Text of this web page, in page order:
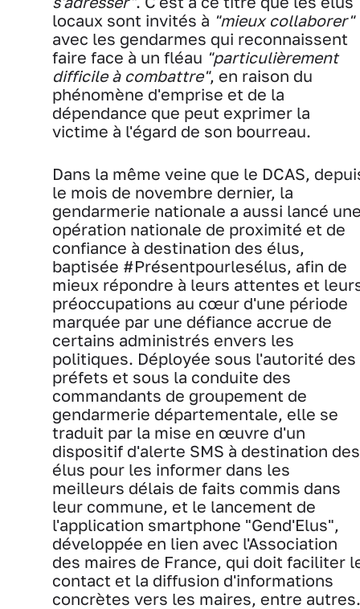
locaux sont invités à "mieux collaborer"
avec les gendarmes qui reconnaissent
faire face à un fléau "particulièrement
difficile à combattre", en raison du
phénomène d'emprise et de la
dépendance que peut exprimer la
victime à l'égard de son bourreau.
Dans la même veine que le DCAS,
le mois de novembre dernier, la
gendarmerie nationale a aussi lancé
opération nationale de proximité et de
confiance à destination des élus,
baptisée #Présentpourlesélus, afin de
mieux répondre à leurs attentes et
préoccupations au cœur d'une période
marquée par une défiance accrue de
certains administrés envers les
politiques. Déployée sous l'autorité des
préfets et sous la conduite des
commandants de groupement de
gendarmerie départementale, elle se
traduit par la mise en œuvre d'un
dispositif d'alerte SMS à destination des
élus pour les informer dans les
meilleurs délais de faits commis dans
leur commune, et le lancement de
l'application smartphone "Gend'Elus",
développée en lien avec l'Association
des maires de France, qui doit faciliter
contact et la diffusion d'informations
concrètes vers les maires, entre autres.